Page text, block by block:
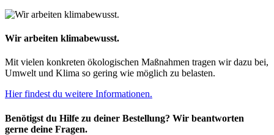
Wir arbeiten klimabewusst.
Mit vielen konkreten ökologischen Maßnahmen tragen wir dazu bei,
Umwelt und Klima so gering wie möglich zu belasten.
Hier findest du weitere Informationen.
Benötigst du Hilfe zu deiner Bestellung? Wir beantworten
gerne deine Fragen.